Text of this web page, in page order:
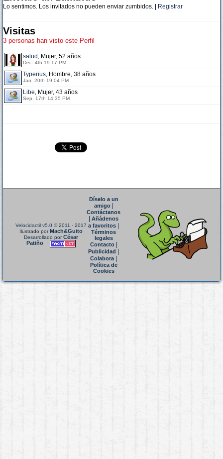
Lo sentimos. Los invitados no pueden enviar zumbidos. | Registrar
Visitas
3 personas han visto este Perfil
salud , Mujer, 52 años
Dec. 4th 19:17 PM
Typerius, Hombre, 38 años
Jan. 20th 19:04 PM
Libe, Mujer, 43 años
Sep. 17th 14:35 PM
Velocidactil v5.0 © 2011 - 2017
Ilustrado porMach&Guito
Desarrollado porCésar
Patiño
Díselo a un
amigo|
Contáctanos
Añádenos
a favoritos
Términos
legales
Contacto|
Publicidad
Colabora|
Política de
Cookies